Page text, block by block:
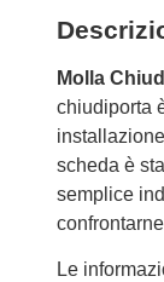
Molla
chiudiporta
scheda è
semplice
Le